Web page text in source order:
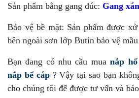
Sản phẩm bằng gang đúc: Gang
Bảo vệ bề mặt: Sản phẩm được
bên ngoài sơn lớp Butin bảo vệ
Bạn đang có nhu cầu muanắp
nắp bể cáp? Vậy tại sao bạn
cho chúng tôi để được tư vấn và